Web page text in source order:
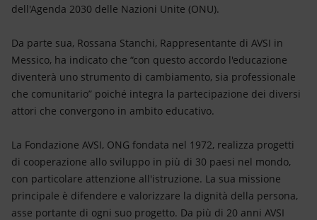
dell'Agenda 2030 delle Nazioni Unite (ONU).
Da parte sua, Rossana Stanchi, Rappresentante di AVSI in
Messico, ha indicato che “con questo accordo l'educazione
diventerà uno strumento di cambiamento, sia professionale
che comunitario” poiché integra la partecipazione dei diversi
attori che convergono in ambito educativo.
La Fondazione AVSI, ONG fondata nel 1972, realizza progetti
di cooperazione allo sviluppo in più di 30 paesi nel mondo,
con particolare attenzione all'istruzione. La sua missione
principale è difendere e valorizzare la dignità della persona,
asse portante di ogni suo progetto. Da più di 20 anni AVSI